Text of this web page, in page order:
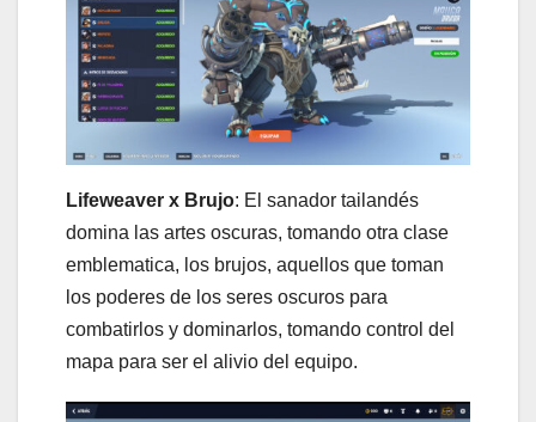
Lifeweaver x Brujo: El sanador tailandés
domina las artes oscuras, tomando otra clase
emblematica, los brujos, aquellos que toman
los poderes de los seres oscuros para
combatirlos y dominarlos, tomando control del
mapa para ser el alivio del equipo.